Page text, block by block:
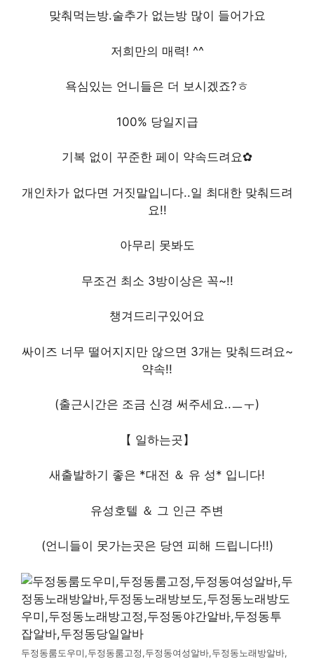
맞춰먹는방.술추가 없는방 많이 들어가요
저희만의 매력! ^^
욕심있는 언니들은 더 보시겠죠?ㅎ
100% 당일지급
기복 없이 꾸준한 페이 약속드려요✿
개인차가 없다면 거짓말입니다..일 최대한 맞춰드려
요!!
아무리 못봐도
무조건 최소 3방이상은 꼭~!!
챙겨드리구있어요
싸이즈 너무 떨어지지만 않으면 3개는 맞춰드려요~
약속!!
(출근시간은 조금 신경 써주세요..ㅡㅜ)
【 일하는곳】
새출발하기 좋은 *대전 ＆ 유 성* 입니다!
유성호텔 ＆ 그 인근 주변
(언니들이 못가는곳은 당연 피해 드립니다!!)
두정동룸도우미,두정동룸고정,두정동여성알바,두정동노래방알바,